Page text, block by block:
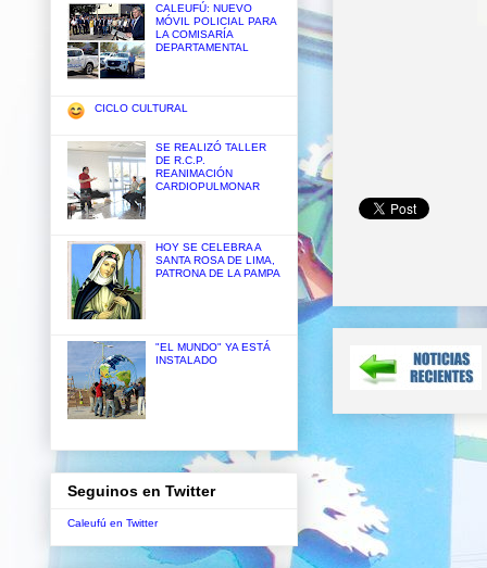
CALEUFÚ: NUEVO
MÓVIL POLICIAL PARA
LA COMISARÍA
DEPARTAMENTAL
CICLO CULTURAL
SE REALIZÓ TALLER
DE R.C.P.
REANIMACIÓN
CARDIOPULMONAR
HOY SE CELEBRA A
SANTA ROSA DE LIMA,
PATRONA DE LA PAMPA
"EL MUNDO" YA ESTÁ
INSTALADO
Seguinos en Twitter
Caleufú en Twitter